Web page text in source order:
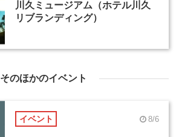
川久ミュージアム（ホテル川久
リブランディング）
そのほかのイベント
イベント 8/6